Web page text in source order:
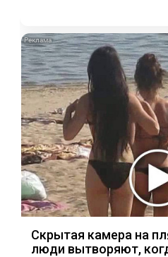
Скрытая камера на
люди вытворяют,